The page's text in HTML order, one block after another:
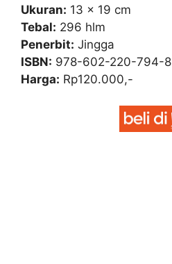
Ukuran: 13 x 19 cm
Tebal: 296 hlm
Penerbit: Jingga
ISBN: 978-602-220-794-8
Harga: Rp120.000,-